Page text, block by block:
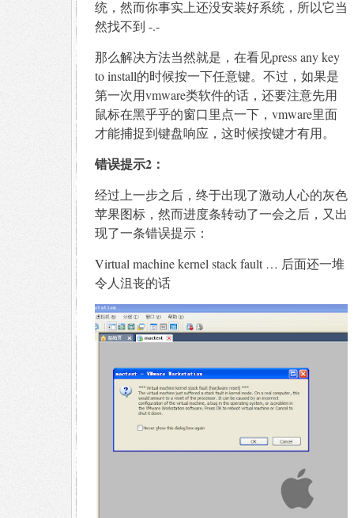
统，然而你事实上还没安装好系统，所以它当
然找不到 -.-
那么解决方法当然就是，在看见press any key
to install的时候按一下任意键。不过，如果是
第一次用vmware类软件的话，还要注意先用
鼠标在黑乎乎的窗口里点一下，vmware里面
才能捕捉到键盘响应，这时候按键才有用。
错误提示2：
经过上一步之后，终于出现了激动人心的灰色
苹果图标，然而进度条转动了一会之后，又出
现了一条错误提示：
Virtual machine kernel stack fault … 后面还一堆
令人沮丧的话